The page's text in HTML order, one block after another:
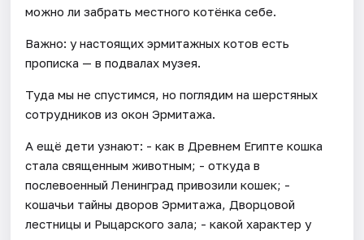
можно ли забрать местного котёнка себе.
Важно: у настоящих эрмитажных котов есть
прописка — в подвалах музея.
Туда мы не спустимся, но поглядим на шерстяных
сотрудников из окон Эрмитажа.
А ещё дети узнают: - как в Древнем Египте кошка
стала священным животным; - откуда в
послевоенный Ленинград привозили кошек; -
кошачьи тайны дворов Эрмитажа, Дворцовой
лестницы и Рыцарского зала; - какой характер у